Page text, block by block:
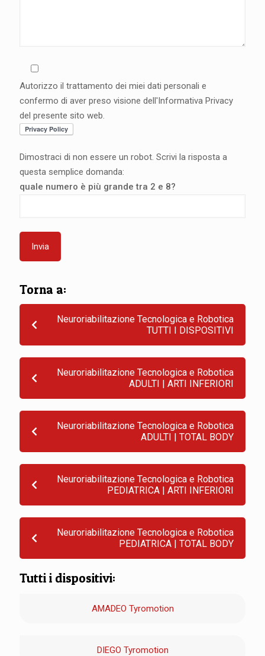
Autorizzo il trattamento dei miei dati personali e
confermo di aver preso visione dell'Informativa Privacy
del presente sito web.
Dimostraci di non essere un robot. Scrivi la risposta a
questa semplice domanda:
quale numero è più grande tra 2 e 8?
Torna a:
Neuroriabilitazione Tecnologica e Robotica
TUTTI I DISPOSITIVI
Neuroriabilitazione Tecnologica e Robotica
ADULTI | ARTI INFERIORI
Neuroriabilitazione Tecnologica e Robotica
ADULTI | TOTAL BODY
Neuroriabilitazione Tecnologica e Robotica
PEDIATRICA | ARTI INFERIORI
Neuroriabilitazione Tecnologica e Robotica
PEDIATRICA | TOTAL BODY
Tutti i dispositivi:
AMADEO Tyromotion
DIEGO Tyromotion